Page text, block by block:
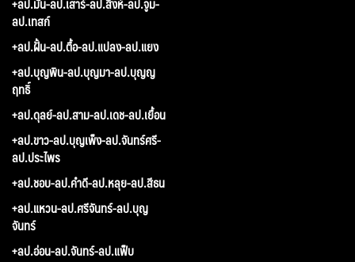
ลป.เทสก์
+ลป.ฝั้น-ลป.ตื้อ-ลป.แปลง-ลป.แยง
+ลป.บุญพิน-ลป.บุญมา-ลป.บุญญ
ฤทธิ์
+ลป.ดุลย์-ลป.สาม-ลป.เดช-ลป.เยื้อน
+ลป.ขาว-ลป.บุญเพ็ง-ลป.จันทร์ศรี-
ลป.ประไพร
+ลป.ชอบ-ลป.คำดี-ลป.หลุย-ลป.สีธน
+ลป.แหวน-ลป.ศรีจันทร์-ลป.บุญ
จันทร์
+ลป.อ่อน-ลป.จันทร์-ลป.แฟ็บ